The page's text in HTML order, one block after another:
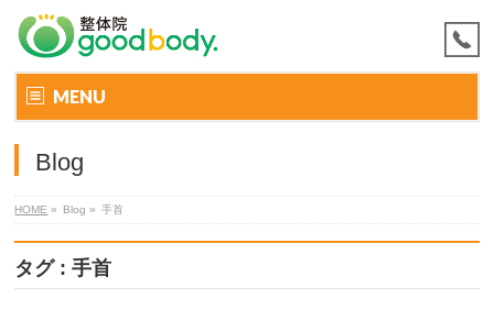
MENU
Blog
HOME » Blog » 手首
タグ : 手首